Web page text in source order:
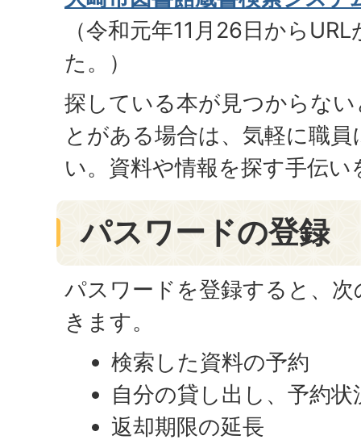
（令和元年11月26日から
た。）
探している本が見つからな
とがある場合は、気軽に職
い。資料や情報を探す手伝い
パスワードの登録
パスワードを登録すると、
きます。
検索した資料の予約
自分の貸し出し、予約状
返却期限の延長